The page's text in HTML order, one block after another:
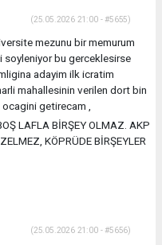
(25.05.2026 21:00 - #5655)
mezunu bir memurum
soyleniyor bu gerceklesirse
adayim ilk icratim
mahallesinin verilen dort bin
getirecam ,
LAFLA BİRŞEY OLMAZ. AKP
KÖPRÜDE BİRŞEYLER
(25.05.2026 21:00 - #5656)